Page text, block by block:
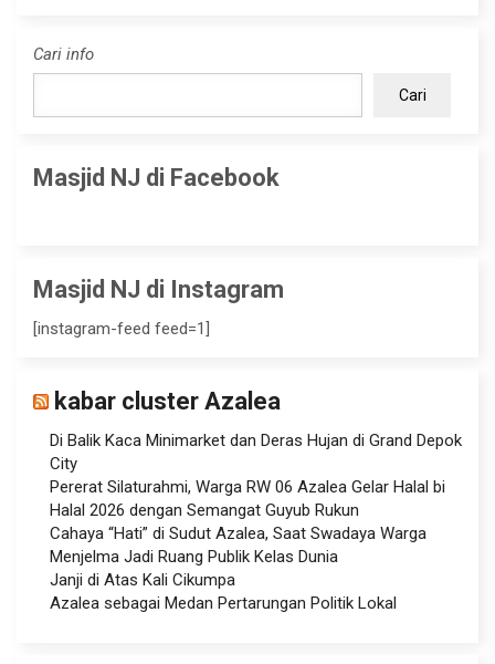
Cari info
Cari
Masjid NJ di Facebook
Masjid NJ di Instagram
[instagram-feed feed=1]
kabar cluster Azalea
Di Balik Kaca Minimarket dan Deras Hujan di Grand Depok
City
Pererat Silaturahmi, Warga RW 06 Azalea Gelar Halal bi
Halal 2026 dengan Semangat Guyub Rukun
Cahaya “Hati” di Sudut Azalea, Saat Swadaya Warga
Menjelma Jadi Ruang Publik Kelas Dunia
Janji di Atas Kali Cikumpa
Azalea sebagai Medan Pertarungan Politik Lokal